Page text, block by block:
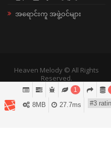
အရောင်းကူ အဖွဲ့ဝင်များ
Heaven Melody © All Rights
Reserved.
1
27.7ms
8MB